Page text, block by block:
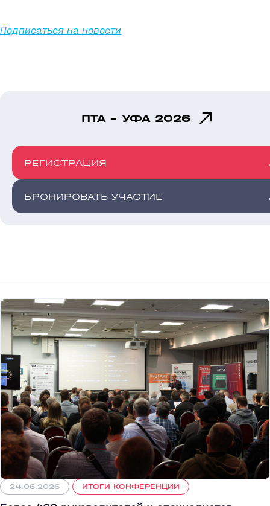
Подписаться на новости
ПТА - УФА 2026
РЕГИСТРАЦИЯ
БРОНИРОВАТЬ УЧАСТИЕ
24.06.2026 ИТОГИ КОНФЕРЕНЦИИ